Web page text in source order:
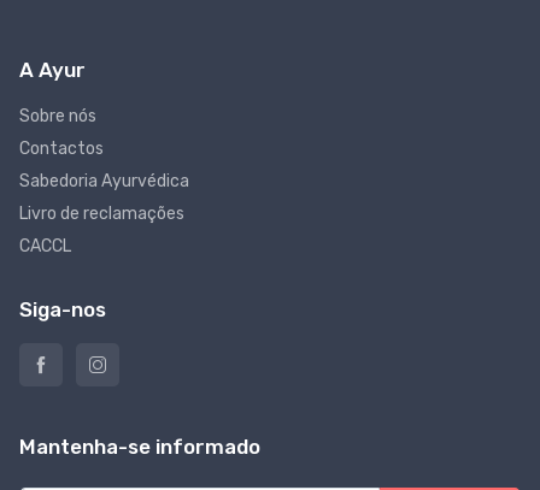
A Ayur
Sobre nós
Contactos
Sabedoria Ayurvédica
Livro de reclamações
CACCL
Siga-nos
Mantenha-se informado